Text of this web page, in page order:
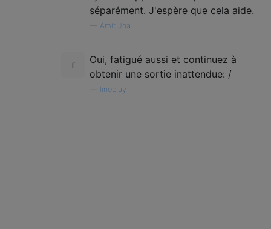
séparément. J'espère que cela aide.
Amit Jha
Oui, fatigué aussi et continuez à
obtenir une sortie inattendue: /
lineplay